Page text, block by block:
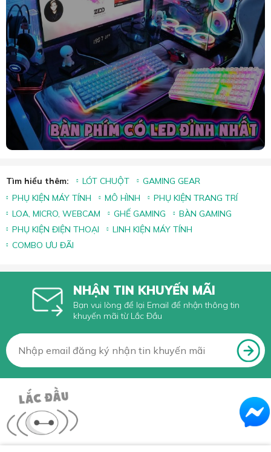
Tìm hiểu thêm: LÓT CHUỘT
GAMING GEAR
PHỤ KIỆN MÁY TÍNH
MÔ HÌNH
PHỤ KIỆN TRANG TRÍ
LOA, MICRO, WEBCAM
GHẾ GAMING
BÀN GAMING
PHỤ KIỆN ĐIỆN THOẠI
LINH KIỆN MÁY TÍNH
COMBO ƯU ĐÃI
NHẬN TIN KHUYẾN MÃI
Bạn vui lòng để lại Email để nhận thông tin
khuyến mãi từ Lắc Đầu